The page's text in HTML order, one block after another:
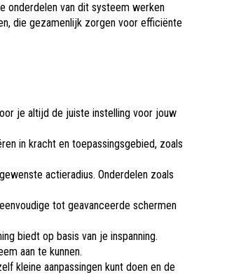
onderdelen van dit systeem werken
die gezamenlijk zorgen voor efficiënte
je altijd de juiste instelling voor jouw
in kracht en toepassingsgebied, zoals
actieradius. Onderdelen zoals
tot geavanceerde schermen
biedt op basis van je inspanning.
aan te kunnen.
kleine aanpassingen kunt doen en de